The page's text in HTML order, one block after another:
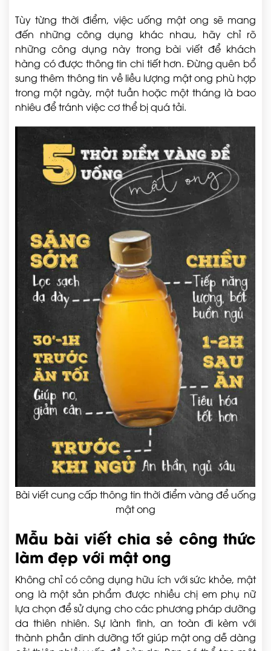
Tùy từng thời điểm, việc uống mật ong sẽ mang
đến những công dụng khác nhau, hãy chỉ rõ
những công dụng này trong bài viết để khách
hàng có được thông tin chi tiết hơn. Đừng quên bổ
sung thêm thông tin về liều lượng mật ong phù hợp
trong một ngày, một tuần hoặc một tháng là bao
nhiêu để tránh việc cơ thể bị quá tải.
Bài viết cung cấp thông tin thời điểm vàng để uống
mật ong
Mẫu bài viết chia sẻ công thức
làm đẹp với mật ong
Không chỉ có công dụng hữu ích với sức khỏe, mật
ong là một sản phẩm được nhiều chị em phụ nữ
lựa chọn để sử dụng cho các phương pháp dưỡng
da thiên nhiên. Sự lành tình, an toàn đi kèm với
thành phần dinh dưỡng tốt giúp mật ong dễ dàng